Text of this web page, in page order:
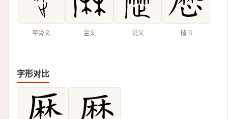
甲骨文 金文 说文 楷书
字形对比